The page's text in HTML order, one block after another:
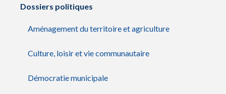
Dossiers politiques
Aménagement du territoire et agriculture
Culture, loisir et vie communautaire
Démocratie municipale